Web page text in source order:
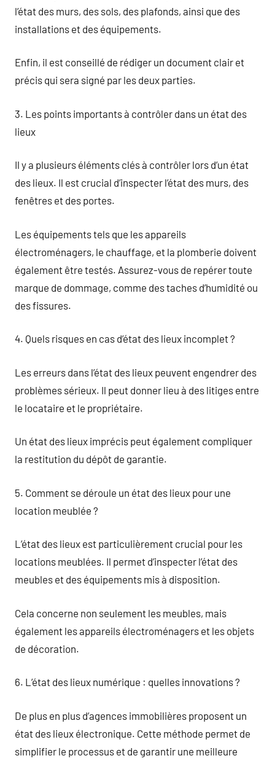
l’état des murs, des sols, des plafonds, ainsi que des
installations et des équipements.
Enfin, il est conseillé de rédiger un document clair et
précis qui sera signé par les deux parties.
3. Les points importants à contrôler dans un état des
lieux
Il y a plusieurs éléments clés à contrôler lors d’un état
des lieux. Il est crucial d’inspecter l’état des murs, des
fenêtres et des portes.
Les équipements tels que les appareils
électroménagers, le chauffage, et la plomberie doivent
également être testés. Assurez-vous de repérer toute
marque de dommage, comme des taches d’humidité ou
des fissures.
4. Quels risques en cas d’état des lieux incomplet ?
Les erreurs dans l’état des lieux peuvent engendrer des
problèmes sérieux. Il peut donner lieu à des litiges entre
le locataire et le propriétaire.
Un état des lieux imprécis peut également compliquer
la restitution du dépôt de garantie.
5. Comment se déroule un état des lieux pour une
location meublée ?
L’état des lieux est particulièrement crucial pour les
locations meublées. Il permet d’inspecter l’état des
meubles et des équipements mis à disposition.
Cela concerne non seulement les meubles, mais
également les appareils électroménagers et les objets
de décoration.
6. L’état des lieux numérique : quelles innovations ?
De plus en plus d’agences immobilières proposent un
état des lieux électronique. Cette méthode permet de
simplifier le processus et de garantir une meilleure